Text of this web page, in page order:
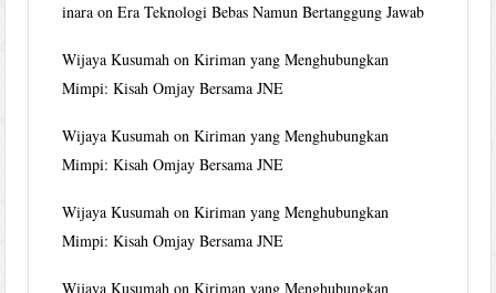
inara onEra Teknologi Bebas Namun Bertanggung Jawab
Wijaya Kusumah onKiriman yang Menghubungkan
Mimpi: Kisah Omjay Bersama JNE
Wijaya Kusumah onKiriman yang Menghubungkan
Mimpi: Kisah Omjay Bersama JNE
Wijaya Kusumah onKiriman yang Menghubungkan
Mimpi: Kisah Omjay Bersama JNE
Wijaya Kusumah onKiriman yang Menghubungkan